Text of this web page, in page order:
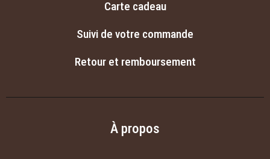
Carte cadeau
Suivi de votre commande
Retour et remboursement
À propos